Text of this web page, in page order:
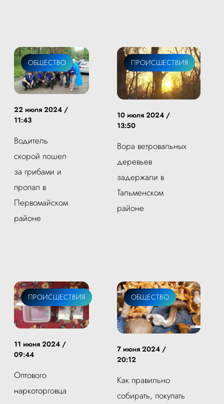
ОБЩЕСТВО
22 июля 2024 /
11:43
Водитель
скорой пошел
за грибами и
пропал в
Первомайском
районе
ПРОИСШЕСТВИЯ
10 июля 2024 /
13:50
Вора ветровальных
деревьев
задержали в
Тальменском
районе
ПРОИСШЕСТВИЯ
11 июня 2024 /
09:44
Оптового
наркоторговца
ОБЩЕСТВО
7 июня 2024 /
20:12
Как правильно
собирать, покупать